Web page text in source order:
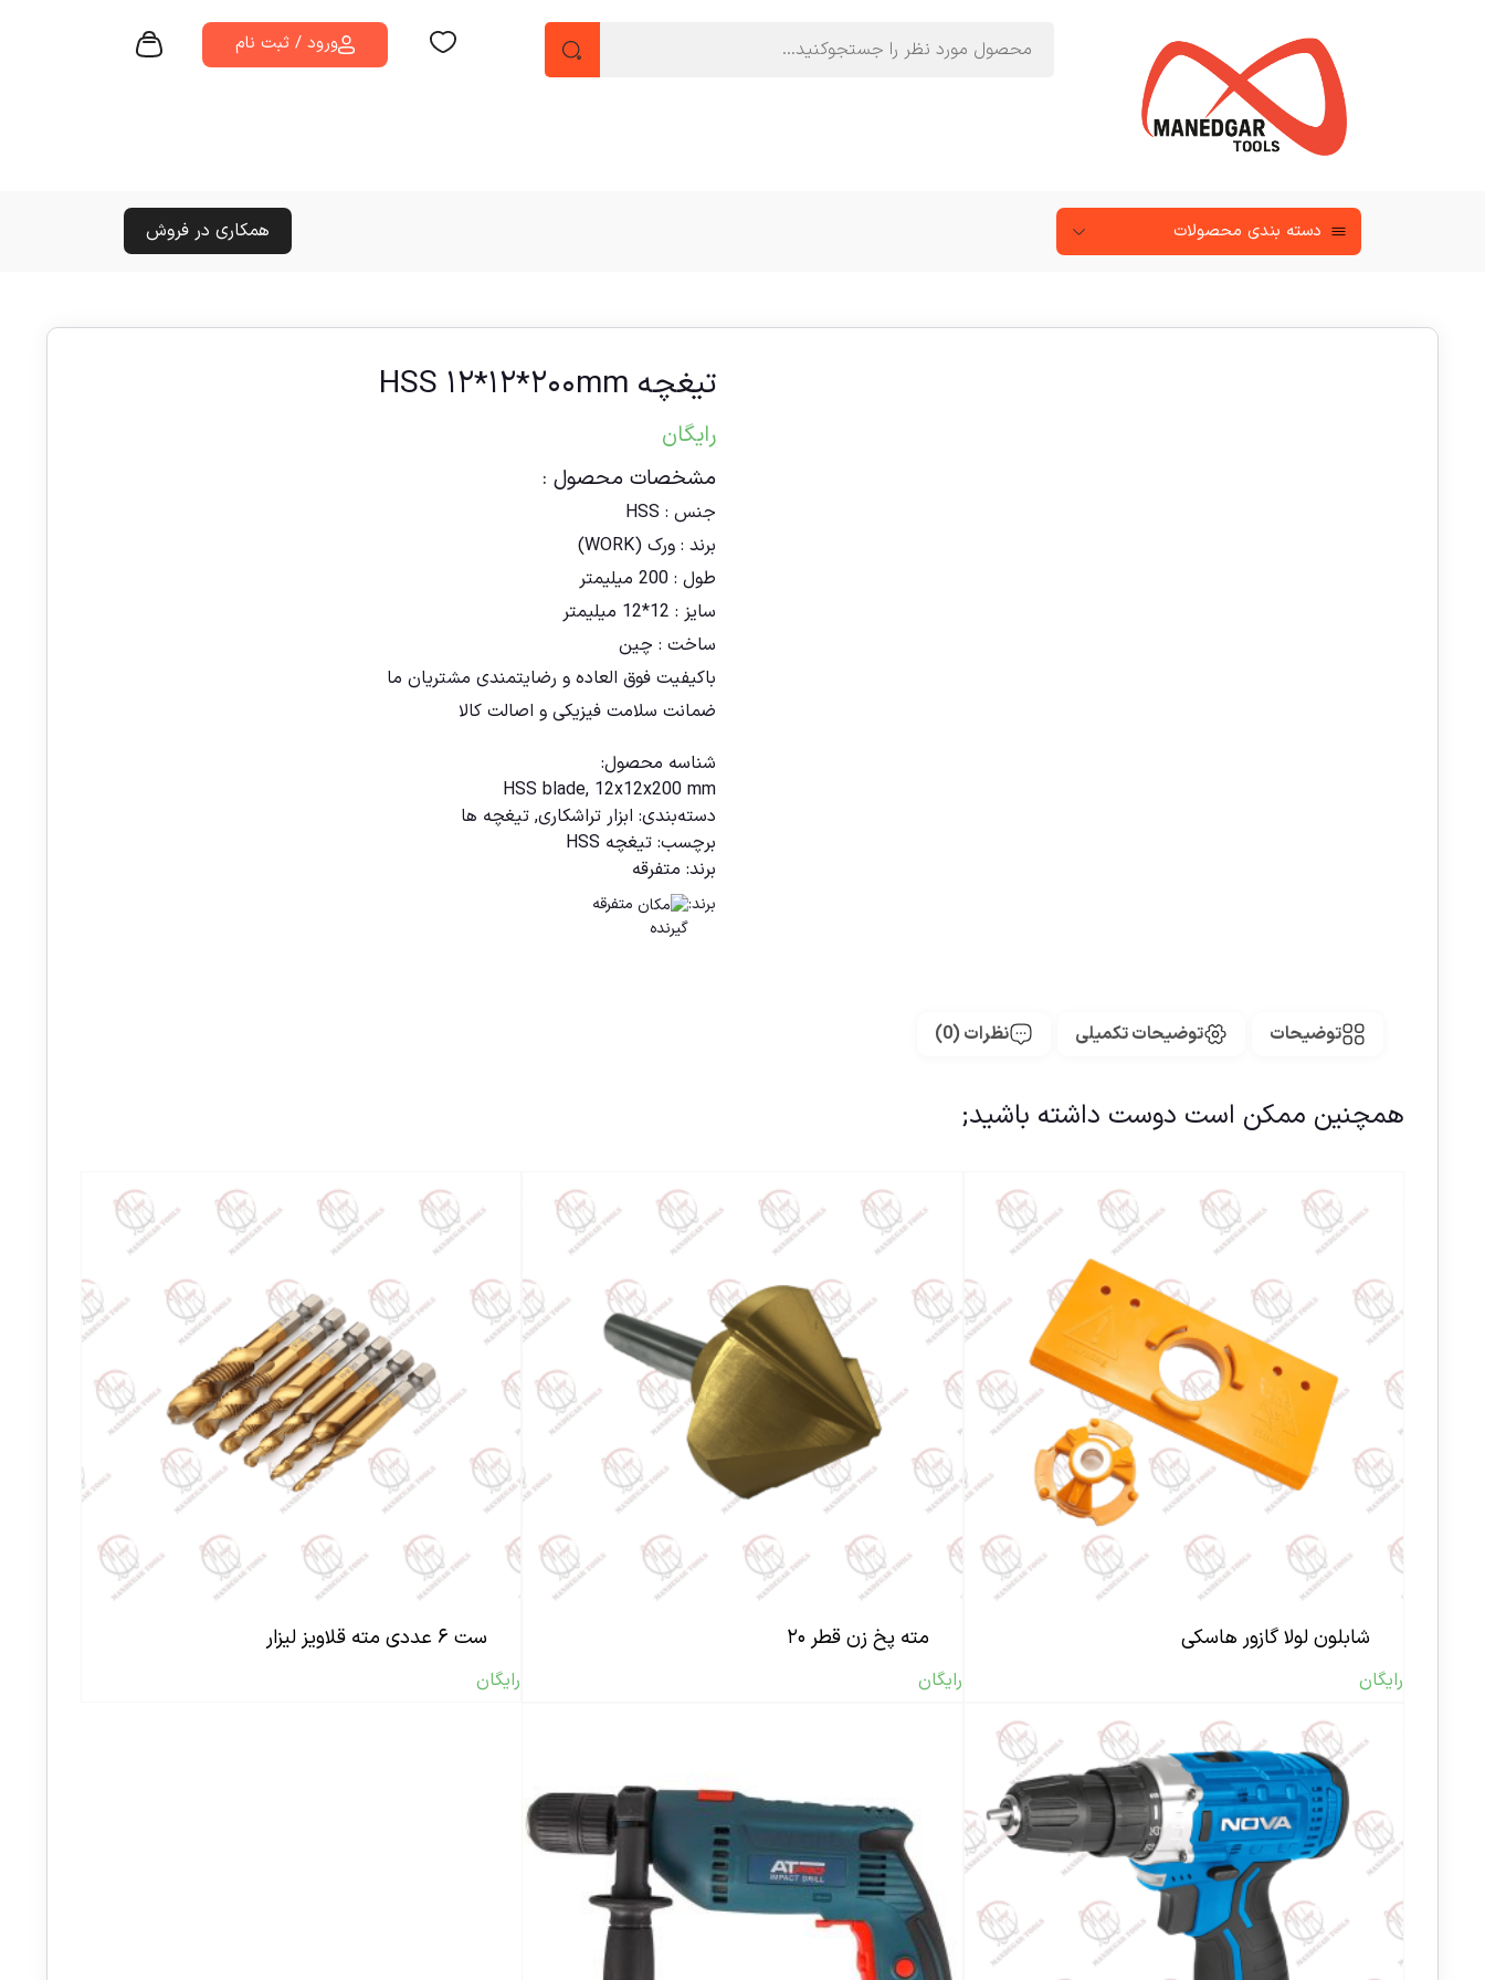
ورود / ثبت نام
دسته‌ بندی محصولات همکاری در فروش
تیغچه HSS ۱۲*۱۲*۲۰۰mm
رایگان
مشخصات محصول :
جنس : HSS
برند : ورک (WORK)
طول : 200 میلیمتر
سایز : 12*12 میلیمتر
ساخت : چین
باکیفیت فوق العاده و رضایتمندی مشتریان ما
ضمانت سلامت فیزیکی و اصالت کالا
شناسه محصول:
HSS blade, 12x12x200 mm
دسته‌بندی: ابزار تراشکاری, تیغچه ها
برچسب: تیغچه HSS
برند: متفرقه
برند: متفرقه
توضیحات توضیحات تکمیلی نظرات (0)
همچنین ممکن است دوست داشته باشید;
شابلون لولا گازور هاسکی
رایگان
مته پخ زن قطر ۲۰
رایگان
ست ۶ عددی مته قلاویز لیزار
رایگان